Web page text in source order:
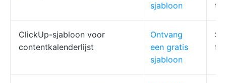
sjabloon
ClickUp-sjabloon voor
contentkalenderlijst
Ontvang
een gratis
sjabloon